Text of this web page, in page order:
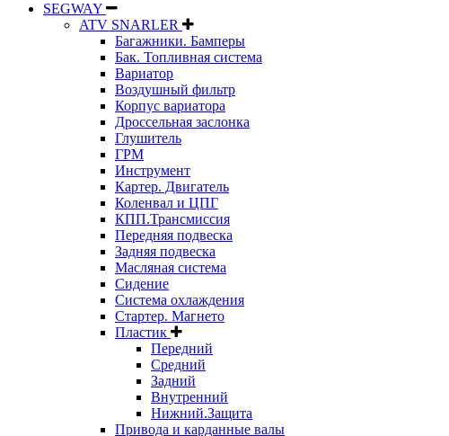
SEGWAY
ATV SNARLER
Багажники. Бамперы
Бак. Топливная система
Вариатор
Воздушный фильтр
Корпус вариатора
Дроссельная заслонка
Глушитель
ГРМ
Инструмент
Картер. Двигатель
Коленвал и ЦПГ
КПП.Трансмиссия
Передняя подвеска
Задняя подвеска
Масляная система
Сидение
Система охлаждения
Стартер. Магнето
Пластик
Передний
Средний
Задний
Внутренний
Нижний.Защита
Привода и карданные валы